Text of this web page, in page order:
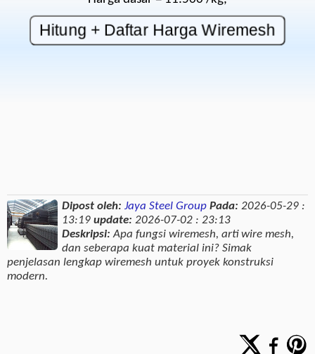
Dipost oleh: Jaya Steel Group Pada: 2026-05-29 :
13:19 update: 2026-07-02 : 23:13
Deskripsi:Apa fungsi wiremesh, arti wire mesh,
dan seberapa kuat material ini? Simak
penjelasan lengkap wiremesh untuk proyek konstruksi
modern.